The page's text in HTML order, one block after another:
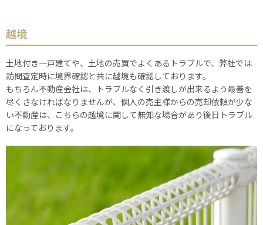
越境
土地付き一戸建てや、土地の売買でよくあるトラブルで、弊社では
訪問査定時に境界確認と共に越境も確認しております。
もちろん不動産会社は、トラブルなく引き渡しが出来るよう最善を
尽くさなければなりませんが、個人の売主様からの売却依頼が少な
い不動産は、こちらの越境に関して無知な場合があり後日トラブル
になっております。